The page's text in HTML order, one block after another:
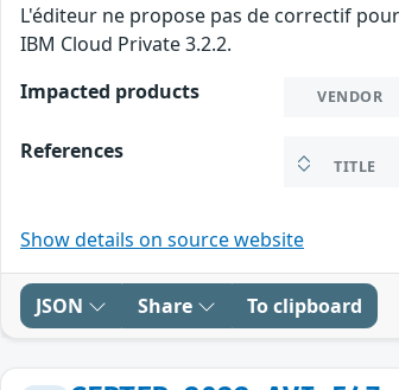
L'éditeur ne propose pas de correctif
IBM Cloud Private 3.2.2.
Impacted products
VENDOR
References
TITLE
Show details on source website
JSON Share To clipboard